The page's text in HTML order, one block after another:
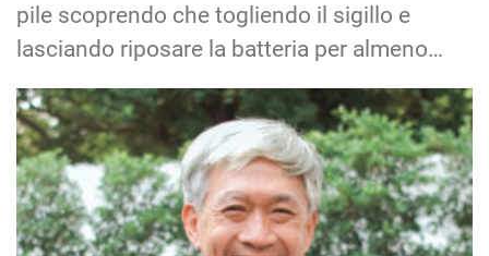
pile scoprendo che togliendo il sigillo e
lasciando riposare la batteria per almeno…